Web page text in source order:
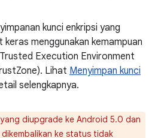
kunci enkripsi yang
keras menggunakan kemampuan
Execution Environment
Lihat Menyimpan kunci
selengkapnya.
diupgrade ke Android 5.0 dan
ke status tidak